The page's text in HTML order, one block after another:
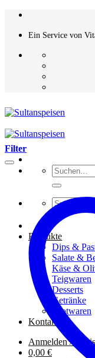
Zum
springenEin Service von
Suchen
nach:
Suchen
Produkte
Dips &
Salate &
Käse &
Teigwaren
Desserts
Getränke
Brotwaren
Kontakt
Anmelden /
0,00 €
Filter